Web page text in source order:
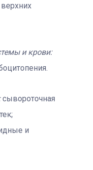
и крови:
сывороточная
и